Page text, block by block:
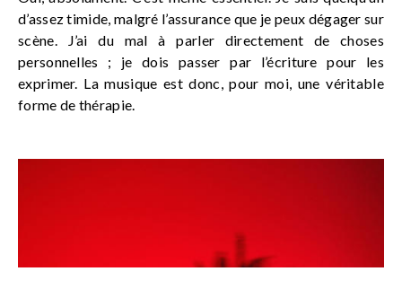
d’assez timide, malgré l’assurance que je peux dégager sur
scène. J’ai du mal à parler directement de choses
personnelles ; je dois passer par l’écriture pour les
exprimer. La musique est donc, pour moi, une véritable
forme de thérapie.